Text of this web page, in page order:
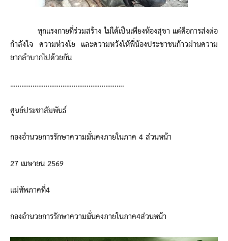
ทุกแรงกายที่ร่วมสร้าง ไม่ได้เป็นเพียงห้องสุขา แต่คือการส่งต่อ
กำลังใจ ความห่วงใย และความหวังให้พี่น้องประชาชนก้าวผ่านความ
ยากลำบากไปด้วยกัน
…………………………………………………….
ศูนย์ประชาสัมพันธ์
กองอำนวยการรักษาความมั่นคงภายในภาค 4 ส่วนหน้า
27 เมษายน 2569
แม่ทัพภาคที่4
กองอำนวยการรักษาความมั่นคงภายในภาค4ส่วนหน้า